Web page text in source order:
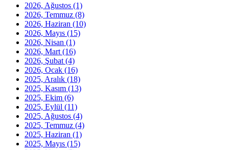
2026, Ağustos (1)
2026, Temmuz (8)
2026, Haziran (10)
2026, Mayıs (15)
2026, Nisan (1)
2026, Mart (16)
2026, Şubat (4)
2026, Ocak (16)
2025, Aralık (18)
2025, Kasım (13)
2025, Ekim (6)
2025, Eylül (11)
2025, Ağustos (4)
2025, Temmuz (4)
2025, Haziran (1)
2025, Mayıs (15)